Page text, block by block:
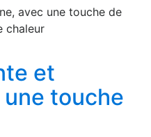
et
touche